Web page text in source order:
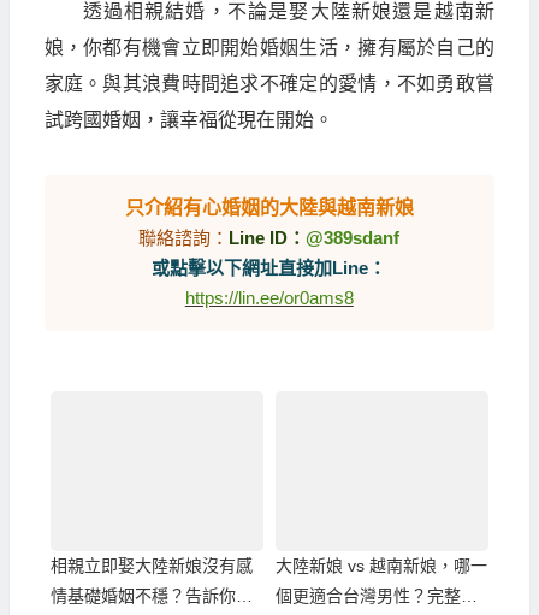
透過相親結婚，不論是娶大陸新娘還是越南新
娘，你都有機會立即開始婚姻生活，擁有屬於自己的
家庭。與其浪費時間追求不確定的愛情，不如勇敢嘗
試跨國婚姻，讓幸福從現在開始。
只介紹有心婚姻的大陸與越南新娘
聯絡諮詢： Line ID：@389sdanf
或點擊以下網址直接加Line：
https://lin.ee/or0ams8
相親立即娶大陸新娘沒有感
情基礎婚姻不穩？告訴你一
大陸新娘 vs 越南新娘，哪一
個更適合台灣男性？完整比